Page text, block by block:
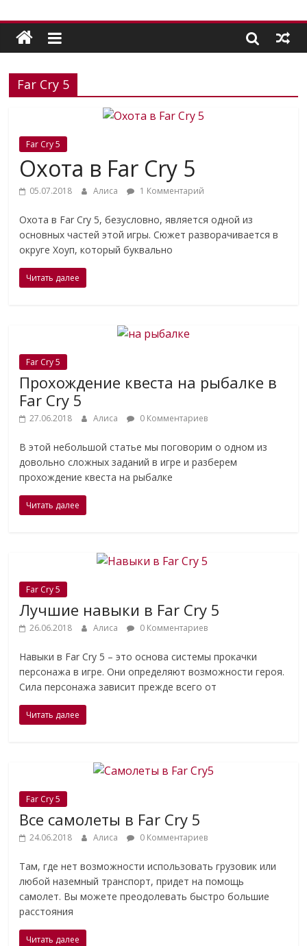
Far Cry 5
Far Cry 5
Охота в Far Cry 5
05.07.2018 Алиса 1 Комментарий
Охота в Far Cry 5, безусловно, является одной из
основных частей этой игры. Сюжет разворачивается в
округе Хоуп, который буквально
Читать далее
Far Cry 5
Прохождение квеста на рыбалке в
Far Cry 5
27.06.2018 Алиса 0 Комментариев
В этой небольшой статье мы поговорим о одном из
довольно сложных заданий в игре и разберем
прохождение квеста на рыбалке
Читать далее
Far Cry 5
Лучшие навыки в Far Cry 5
26.06.2018 Алиса 0 Комментариев
Навыки в Far Cry 5 – это основа системы прокачки
персонажа в игре. Они определяют возможности героя.
Сила персонажа зависит прежде всего от
Читать далее
Far Cry 5
Все самолеты в Far Cry 5
24.06.2018 Алиса 0 Комментариев
Там, где нет возможности использовать грузовик или
любой наземный транспорт, придет на помощь
самолет. Вы можете преодолевать быстро большие
расстояния
Читать далее